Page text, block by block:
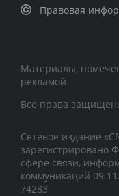
Правовая
Материалы,
рекламой
Все права
Сетевое издание
зарегистрировано
сфере связи,
коммуникаций
74283